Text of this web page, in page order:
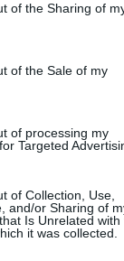
or usage
to Google and its
specified
of the Sharing of
of the Sale of my
of processing my
Targeted
of Collection, Use,
and/or Sharing of
Is Unrelated with
it was collected.